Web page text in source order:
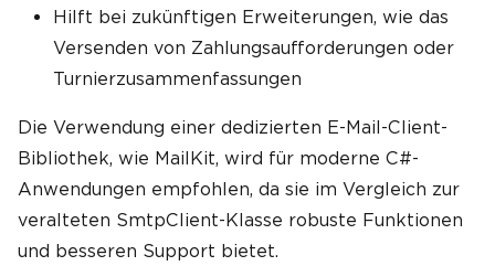
Hilft bei zukünftigen Erweiterungen, wie das
Versenden von Zahlungsaufforderungen oder
Turnierzusammenfassungen
Die Verwendung einer dedizierten E-Mail-Client-
Bibliothek, wie MailKit, wird für moderne C#-
Anwendungen empfohlen, da sie im Vergleich zur
veralteten SmtpClient-Klasse robuste Funktionen
und besseren Support bietet.